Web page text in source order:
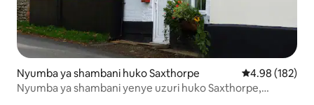
Nyumba ya shambani huko Saxthorpe Ukadiriaji wa
4.98 (182)
Nyumba ya shambani yenye uzuri huko Saxthorpe,